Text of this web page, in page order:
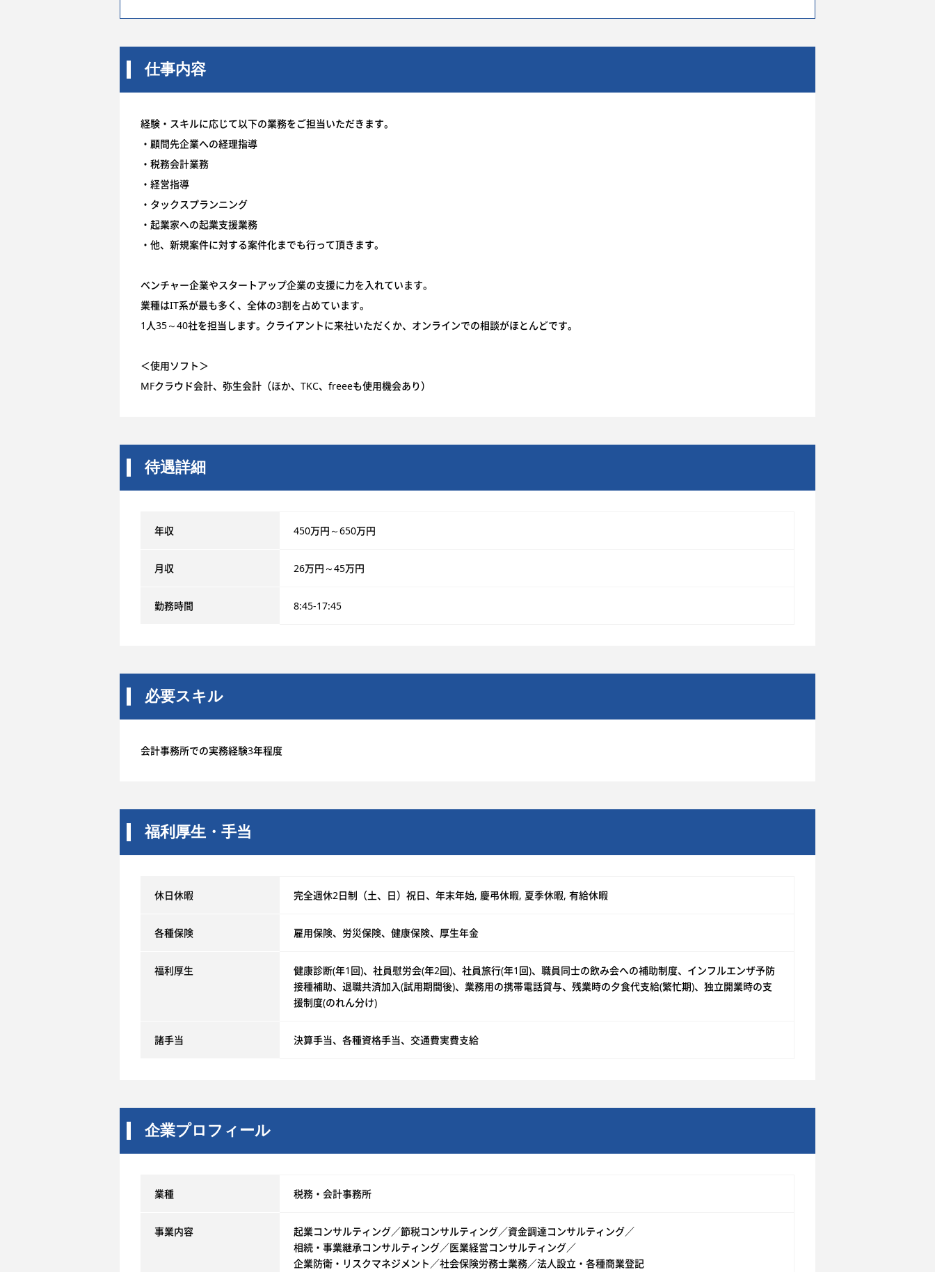
仕事内容
経験・スキルに応じて以下の業務をご担当いただきます。
・顧問先企業への経理指導
・税務会計業務
・経営指導
・タックスプランニング
・起業家への起業支援業務
・他、新規案件に対する案件化までも行って頂きます。
ベンチャー企業やスタートアップ企業の支援に力を入れています。
業種はIT系が最も多く、全体の3割を占めています。
1人35～40社を担当します。クライアントに来社いただくか、オンラインでの相談がほとんどです。
＜使用ソフト＞
MFクラウド会計、弥生会計（ほか、TKC、freeeも使用機会あり）
待遇詳細
年収 450万円～650万円
月収 26万円～45万円
勤務時間 8:45-17:45
必要スキル
会計事務所での実務経験3年程度
福利厚生・手当
休日休暇 完全週休2日制（土、日）祝日、年末年始, 慶弔休暇, 夏季休暇, 有給休暇
各種保険 雇用保険、労災保険、健康保険、厚生年金
福利厚生
健康診断(年1回)、社員慰労会(年2回)、社員旅行(年1回)、職員同士の飲み会への補助制度、インフルエンザ予防
接種補助、退職共済加入(試用期間後)、業務用の携帯電話貸与、残業時の夕食代支給(繁忙期)、独立開業時の支
援制度(のれん分け)
諸手当 決算手当、各種資格手当、交通費実費支給
企業プロフィール
業種 税務・会計事務所
事業内容
起業コンサルティング／節税コンサルティング／資金調達コンサルティング／
相続・事業継承コンサルティング／医業経営コンサルティング／
企業防衛・リスクマネジメント／社会保険労務士業務／法人設立・各種商業登記